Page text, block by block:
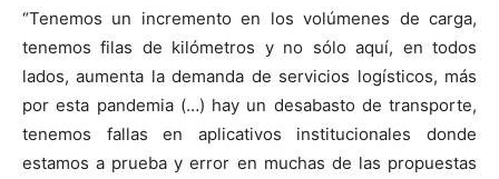
“Tenemos un incremento en los volúmenes de carga,
tenemos filas de kilómetros y no sólo aquí, en todos
lados, aumenta la demanda de servicios logísticos, más
por esta pandemia (…) hay un desabasto de transporte,
tenemos fallas en aplicativos institucionales donde
estamos a prueba y error en muchas de las propuestas